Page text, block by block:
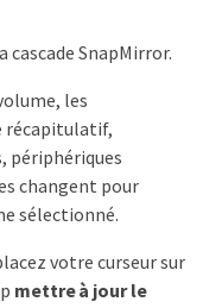
cascade SnapMirror.
les
récapitulatif,
périphériques
changent pour
sélectionné.
votre curseur sur
mettre à jour le